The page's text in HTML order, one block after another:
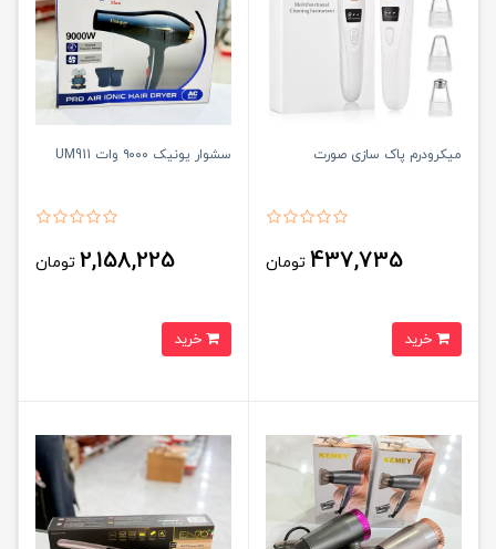
میکرودرم پاک سازی صورت
437,735 تومان
سشوار یونیک ۹۰۰۰ وات UM911
2,158,225 تومان